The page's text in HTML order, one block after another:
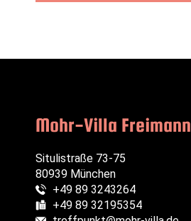
Mohr-Villa Freimann
Situlistraße 73-75
80939 München
Telefon:
+49 89 3243264
Fax:
+49 89 32195354